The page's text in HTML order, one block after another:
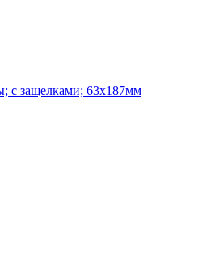
с защелками; 63x187мм